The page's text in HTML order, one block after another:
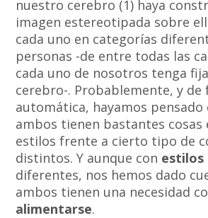
nuestro cerebro (1) haya
imagen estereotipada sobre
cada uno en categorías
personas -de entre todas las
cada uno de nosotros tenga
cerebro-. Probablemente, y de
automática, hayamos pensado
ambos tienen bastantes cosas
estilos frente a cierto tipo de
distintos. Y aunque con estilos
diferentes, nos hemos dado
ambos tienen una necesidad
alimentarse.